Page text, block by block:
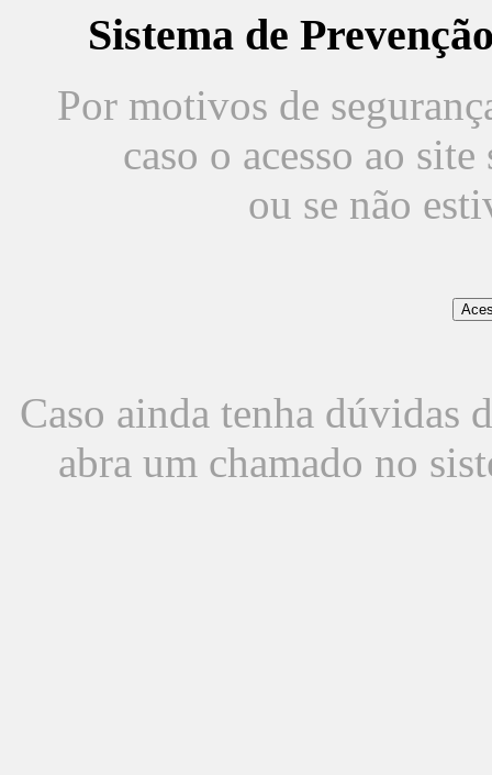
Sistema de
Por motivos de
caso o acesso ao
ou se não
Caso ainda tenha dúvidas
abra um chamado no